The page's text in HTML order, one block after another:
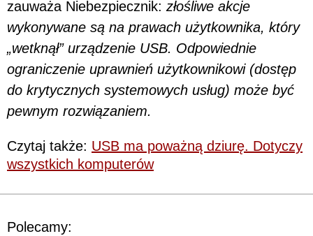
zauważa Niebezpiecznik: złośliwe akcje
wykonywane są na prawach użytkownika, który
„wetknął” urządzenie USB. Odpowiednie
ograniczenie uprawnień użytkownikowi (dostęp
do krytycznych systemowych usług) może być
pewnym rozwiązaniem.
Czytaj także: USB ma poważną dziurę. Dotyczy
wszystkich komputerów
Polecamy: